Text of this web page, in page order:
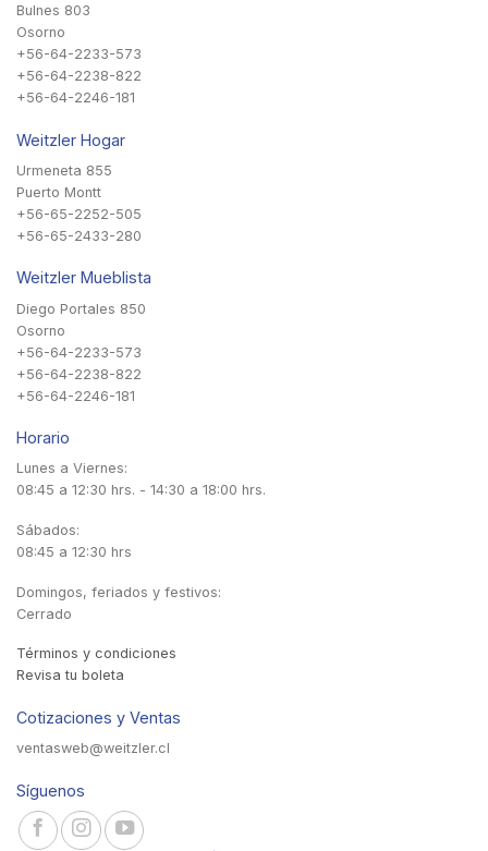
Bulnes 803
Osorno
+56-64-2233-573
+56-64-2238-822
+56-64-2246-181
Weitzler Hogar
Urmeneta 855
Puerto Montt
+56-65-2252-505
+56-65-2433-280
Weitzler Mueblista
Diego Portales 850
Osorno
+56-64-2233-573
+56-64-2238-822
+56-64-2246-181
Horario
Lunes a Viernes:
08:45 a 12:30 hrs. - 14:30 a 18:00 hrs.
Sábados:
08:45 a 12:30 hrs
Domingos, feriados y festivos:
Cerrado
Términos y condiciones
Revisa tu boleta
Cotizaciones y Ventas
ventasweb@weitzler.cl
Síguenos